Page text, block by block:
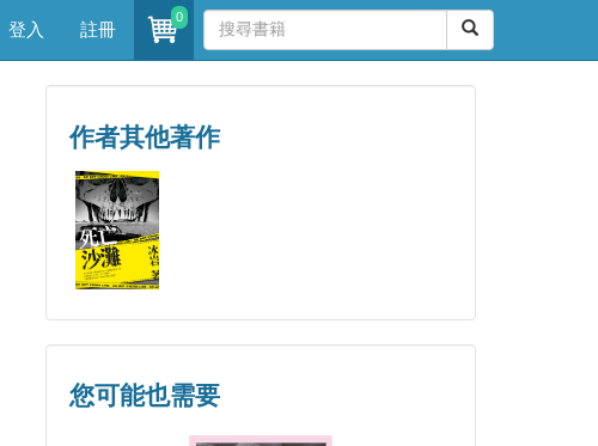
登入 註冊
0
作者其他著作
您可能也需要